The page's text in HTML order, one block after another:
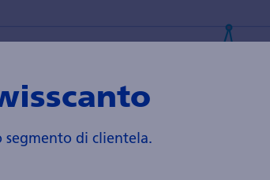
segmento di clientela.